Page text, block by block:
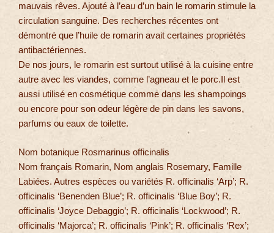
mauvais rêves. Ajouté à l’eau d’un bain le romarin stimule la
circulation sanguine. Des recherches récentes ont
démontré que l’huile de romarin avait certaines propriétés
antibactériennes.
De nos jours, le romarin est surtout utilisé à la cuisine entre
autre avec les viandes, comme l’agneau et le porc.Il est
aussi utilisé en cosmétique comme dans les shampoings
ou encore pour son odeur légère de pin dans les savons,
parfums ou eaux de toilette.
Nom botanique Rosmarinus officinalis
Nom français Romarin, Nom anglais Rosemary, Famille
Labiées. Autres espèces ou variétés R. officinalis ‘Arp’; R.
officinalis ‘Benenden Blue’; R. officinalis ‘Blue Boy’; R.
officinalis ‘Joyce Debaggio’; R. officinalis ‘Lockwood’; R.
officinalis ‘Majorca’; R. officinalis ‘Pink’; R. officinalis ‘Rex’;